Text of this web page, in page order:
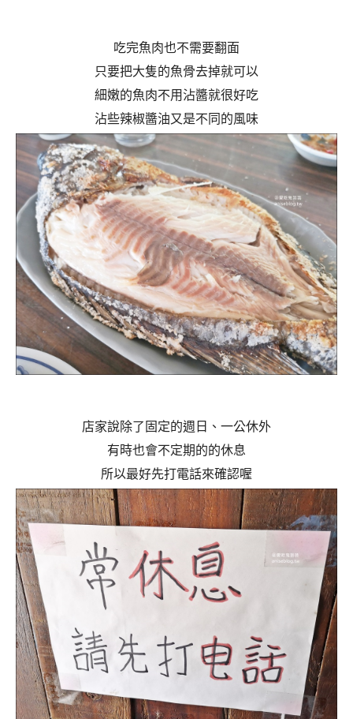
吃完魚肉也不需要翻面
只要把大隻的魚骨去掉就可以
細嫩的魚肉不用沾醬就很好吃
沾些辣椒醬油又是不同的風味
店家說除了固定的週日、一公休外
有時也會不定期的的休息
所以最好先打電話來確認喔